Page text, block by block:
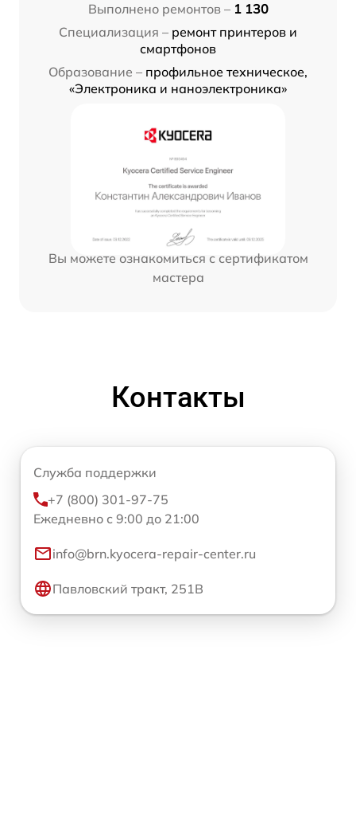
Выполнено ремонтов – 1 130
Специализация – ремонт принтеров и
смартфонов
Образование – профильное техническое,
«Электроника и наноэлектроника»
Вы можете ознакомиться с сертификатом
мастера
Контакты
Служба поддержки
+7 (800) 301-97-75
Ежедневно с 9:00 до 21:00
info@brn.kyocera-repair-center.ru
Павловский тракт, 251В